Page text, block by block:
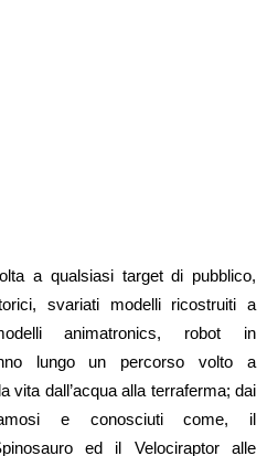
a qualsiasi target di pubblico,
svariati modelli ricostruiti a
animatronics, robot in
lungo un percorso volto a
vita dall’acqua alla terraferma; dai
e conosciuti come, il
ed il Velociraptor alle